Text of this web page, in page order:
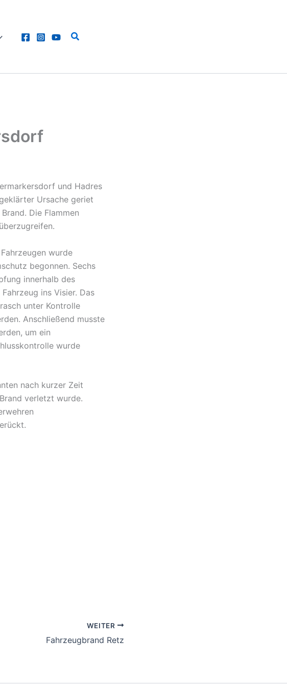
Suchen
und Hadres
Ursache geriet
Die Flammen
wurde
begonnen. Sechs
innerhalb des
ins Visier. Das
unter Kontrolle
Anschließend musste
um ein
wurde
nach kurzer Zeit
verletzt wurde.
WEITER
Fahrzeugbrand Retz